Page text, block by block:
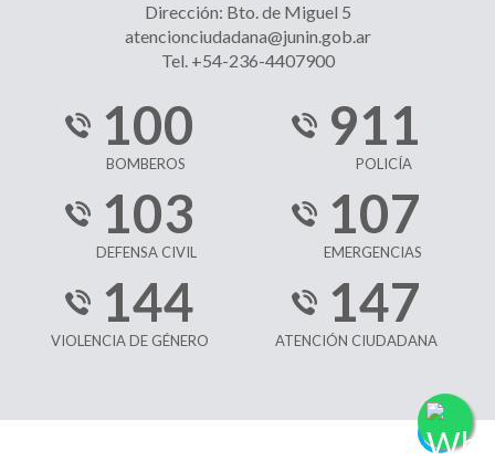
Dirección: Bto. de Miguel 5
atencionciudadana@junin.gob.ar
Tel. +54-236-4407900
100
BOMBEROS
911
POLICÍA
103
DEFENSA CIVIL
107
EMERGENCIAS
144
VIOLENCIA DE GÉNERO
147
ATENCIÓN CIUDADANA